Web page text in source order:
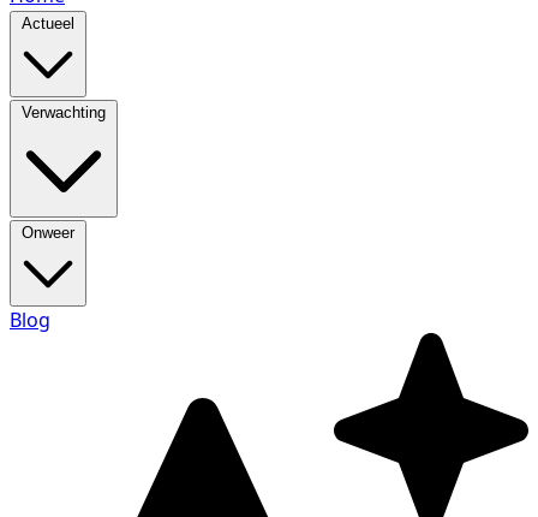
Actueel
Verwachting
Onweer
Blog